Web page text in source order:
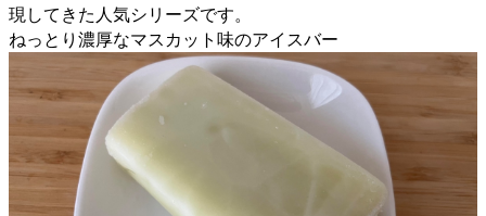
現してきた人気シリーズです。
ねっとり濃厚なマスカット味のアイスバー